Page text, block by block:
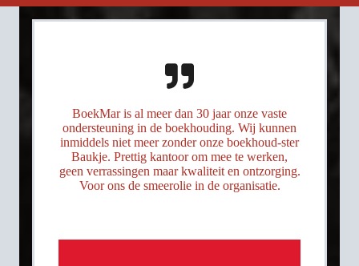
BoekMar is al meer dan 30 jaar onze vaste
ondersteuning in de boekhouding. Wij kunnen
inmiddels niet meer zonder onze boekhoud-ster
Baukje. Prettig kantoor om mee te werken,
geen verrassingen maar kwaliteit en ontzorging.
Voor ons de smeerolie in de organisatie.